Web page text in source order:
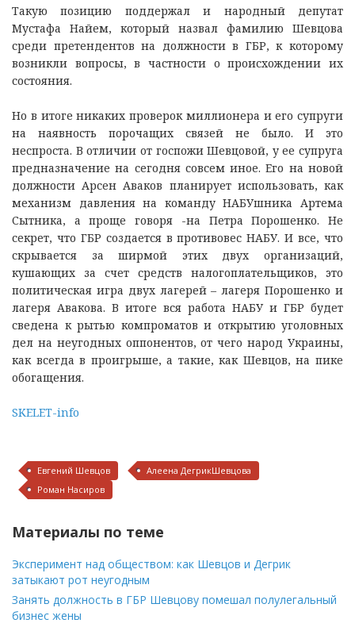
Такую позицию поддержал и народный депутат
Мустафа Найем, который назвал фамилию Шевцова
среди претендентов на должности в ГБР, к которому
возникли вопросы, в частности о происхождении их
состояния.
Но в итоге никаких проверок миллионера и его супруги
на наявность порочащих связей не было. И это
неспроста. В отличии от госпожи Шевцовой, у ее супруга
предназначение на сегодня совсем иное. Его на новой
должности Арсен Аваков планирует использовать, как
механизм давления на команду НАБУшника Артема
Сытника, а проще говоря -на Петра Порошенко. Не
секрет, что ГБР создается в противовес НАБУ. И все, что
скрывается за ширмой этих двух организаций,
кушающих за счет средств налогоплательщиков, это
политическая игра двух лагерей – лагеря Порошенко и
лагеря Авакова. В итоге вся работа НАБУ и ГБР будет
сведена к рытью компроматов и открытию уголовных
дел на неугодных оппонентов, от чего народ Украины,
как всегда в проигрыше, а такие, как Шевцов, на пике
обогащения.
SKELET-info
Евгений Шевцов
Алеена ДегрикШевцова
Роман Насиров
Материалы по теме
Эксперимент над обществом: как Шевцов и Дегрик
затыкают рот неугодным
Занять должность в ГБР Шевцову помешал полулегальный
бизнес жены